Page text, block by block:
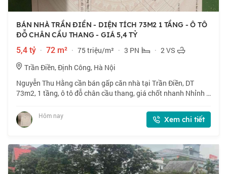
BÁN NHÀ TRẦN ĐIỀN - DIỆN TÍCH 73M2 1 TẦNG - Ô TÔ
ĐỖ CHÂN CẦU THANG - GIÁ 5,4 TỶ
5,4 tỷ · 72 m² · 75 triệu/m² · 3 PN · 2 VS
Trần Điền, Định Công, Hà Nội
Nguyễn Thu Hằng cần bán gấp căn nhà tại Trần Điền, DT
73m2, 1 tầng, ô tô đỗ chân cầu thang, giá chốt nhanh Nhỉnh 5
siêu đẹp, ngay vành đai
Hôm nay Xem chi tiết